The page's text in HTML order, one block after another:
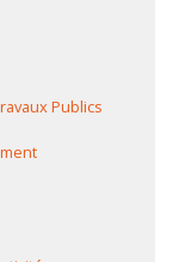
Publics